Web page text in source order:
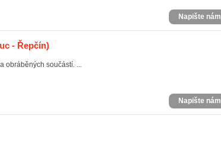
Napište nám
- Řepčín)
obráběných součástí. ...
Napište nám